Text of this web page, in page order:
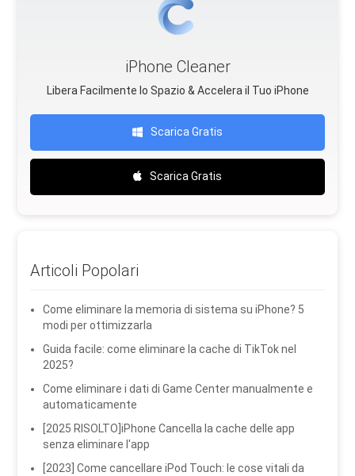
iPhone Cleaner
Libera Facilmente lo Spazio & Accelera il Tuo iPhone
Scarica Gratis
Scarica Gratis
Articoli Popolari
Come eliminare la memoria di sistema su iPhone? 5
modi per ottimizzarla
Guida facile: come eliminare la cache di TikTok nel
2025?
Come eliminare i dati di Game Center manualmente e
automaticamente
[2025 RISOLTO]iPhone Cancella la cache delle app
senza eliminare l'app
[2023] Come cancellare iPod Touch: le cose vitali da